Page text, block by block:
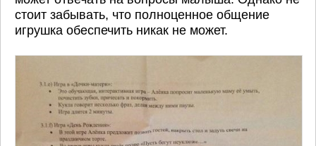
стоит забывать, что полноценное общение
игрушка обеспечить никак не может.